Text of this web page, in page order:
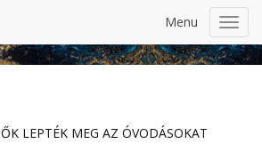
Menu
LEPTÉK MEG AZ ÓVODÁSOKAT